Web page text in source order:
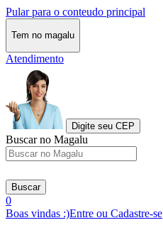
Pular para o conteudo principal
Tem no magalu
Atendimento
Digite seu CEP
Buscar no Magalu
Buscar
0
Boas vindas :)Entre ou Cadastre-se